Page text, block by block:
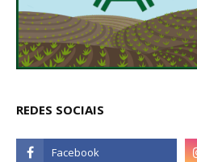
REDES SOCIAIS